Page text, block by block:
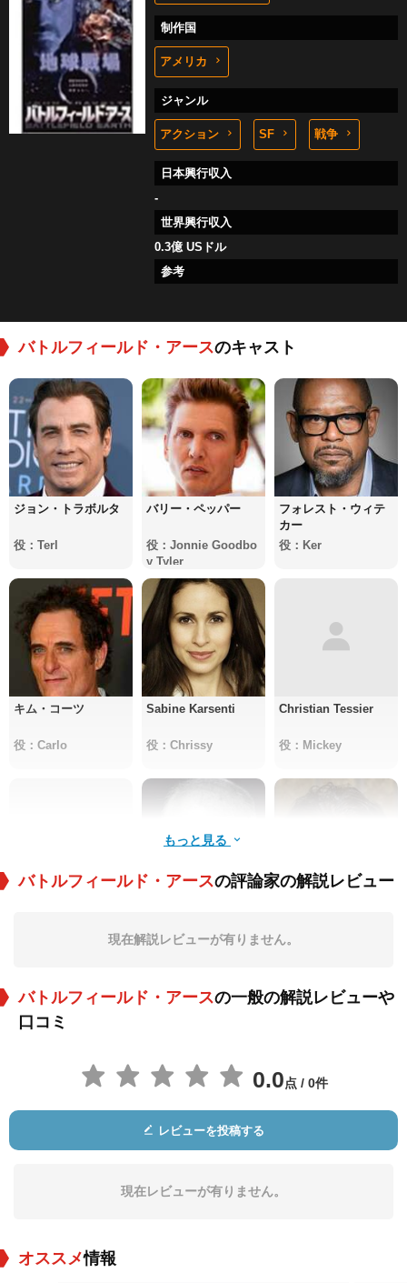
制作国
アメリカ
ジャンル
アクション SF 戦争
日本興行収入
-
世界興行収入
0.3億 USドル
参考
バトルフィールド・アースのキャスト
ジョン・トラボルタ
役：Terl
バリー・ペッパー
役：Jonnie Goodbo
y Tyler
フォレスト・ウィテ
カー
役：Ker
キム・コーツ
役：Carlo
Sabine Karsenti
役：Chrissy
Christian Tessier
役：Mickey
役：Parson Staffer
役：Robert the Fox
Christopher
Shaun Austin-Olsen ティム・ポスト
もっと見る
バトルフィールド・アースの評論家の解説レビュー
現在解説レビューが有りません。
バトルフィールド・アースの一般の解説レビューや
口コミ
0.0点 / 0件
レビューを投稿する
現在レビューが有りません。
オススメ情報